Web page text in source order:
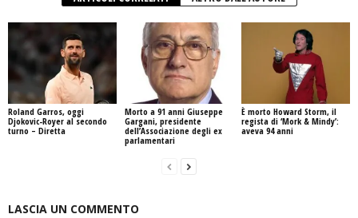
Roland Garros, oggi
Djokovic-Royer al secondo
turno – Diretta
Morto a 91 anni Giuseppe
Gargani, presidente
dell’Associazione degli ex
parlamentari
È morto Howard Storm, il
regista di ‘Mork & Mindy’:
aveva 94 anni
LASCIA UN COMMENTO